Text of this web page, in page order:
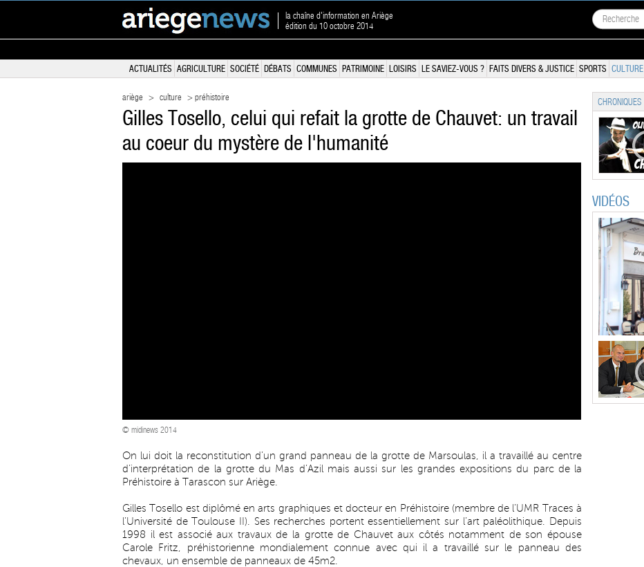
la chaîne d'information en Ariège
édition du 10 octobre 2014
ACTUALITÉS AGRICULTURE SOCIÉTÉ DÉBATS COMMUNES PATRIMOINE LOISIRS LE SAVIEZ-VOUS ? FAITS DIVERS & JUSTICE SPORTS CULTURE
ariège > culture > préhistoire
Gilles Tosello, celui qui refait la grotte de Chauvet: un travail
au coeur du mystère de l'humanité
© midinews 2014
On lui doit la reconstitution d’un grand panneau de la grotte de Marsoulas, il a travaillé au centre
d’interprétation de la grotte du Mas d’Azil mais aussi sur les grandes expositions du parc de la
Préhistoire à Tarascon sur Ariège.
Gilles Tosello est diplômé en arts graphiques et docteur en Préhistoire (membre de l’UMR Traces à
l’Université de Toulouse II). Ses recherches portent essentiellement sur l’art paléolithique. Depuis
1998 il est associé aux travaux de la grotte de Chauvet aux côtés notamment de son épouse
Carole Fritz, préhistorienne mondialement connue avec qui il a travaillé sur le panneau des
chevaux, un ensemble de panneaux de 45m2.
CHRONIQUES
VIDÉOS